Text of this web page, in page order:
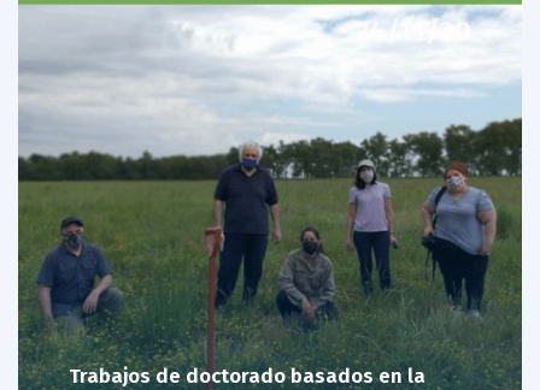
24/11/20
Trabajos de doctorado basados en la